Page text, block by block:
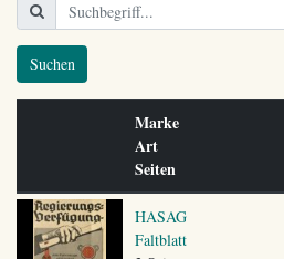
Suchen
Marke
Art
Seiten
HASAG
Faltblatt